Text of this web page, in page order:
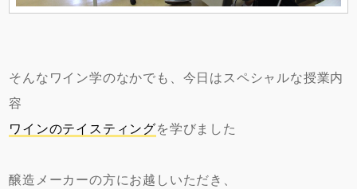
そんなワイン学のなかでも、今日はスペシャルな授業内
容
ワインのテイスティングを学びました
醸造メーカーの方にお越しいただき、